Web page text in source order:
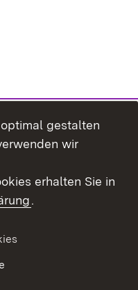
gestalten
wir
erhalten Sie in
.